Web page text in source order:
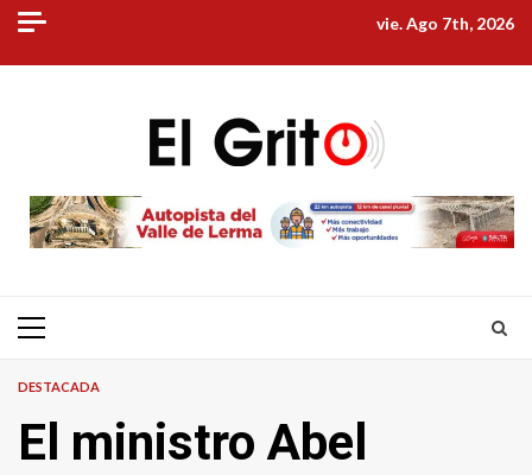
Skip
content
vie. Ago 7th, 2026
Primary
DESTACADA
El ministro Abel